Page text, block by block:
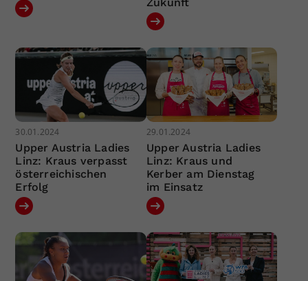
Zukunft
30.01.2024
Upper Austria Ladies
Linz: Kraus verpasst
österreichischen
Erfolg
29.01.2024
Upper Austria Ladies
Linz: Kraus und
Kerber am Dienstag
im Einsatz